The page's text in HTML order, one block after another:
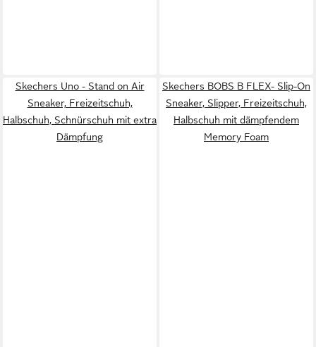
Skechers Uno - Stand on Air
Sneaker, Freizeitschuh,
Halbschuh, Schnürschuh mit extra
Dämpfung
Skechers BOBS B FLEX- Slip-On
Sneaker, Slipper, Freizeitschuh,
Halbschuh mit dämpfendem
Memory Foam